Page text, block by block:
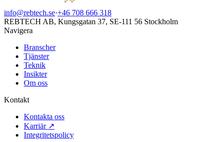
info@rebtech.se·+46 708 666 318
REBTECH AB, Kungsgatan 37, SE-111 56 Stockholm
Navigera
Branscher
Tjänster
Teknik
Insikter
Om oss
Kontakt
Kontakta oss
Karriär ↗
Integritetspolicy